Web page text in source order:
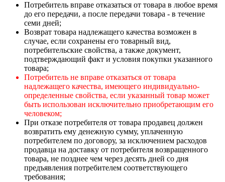
Потребитель вправе отказаться от товара в любое время
до его передачи, а после передачи товара - в течение
семи дней;
Возврат товара надлежащего качества возможен в
случае, если сохранены его товарный вид,
потребительские свойства, а также документ,
подтверждающий факт и условия покупки указанного
товара;
Потребитель не вправе отказаться от товара
надлежащего качества, имеющего индивидуально-
определенные свойства, если указанный товар может
быть использован исключительно приобретающим его
человеком;
При отказе потребителя от товара продавец должен
возвратить ему денежную сумму, уплаченную
потребителем по договору, за исключением расходов
продавца на доставку от потребителя возвращенного
товара, не позднее чем через десять дней со дня
предъявления потребителем соответствующего
требования;